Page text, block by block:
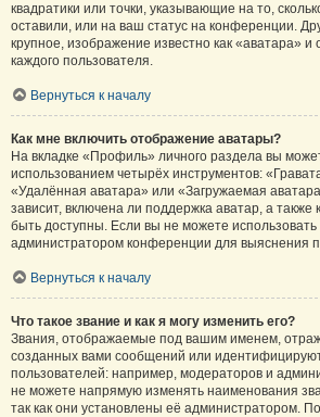
квадратики или точки, указывающие на то,
оставили, или на ваш статус на конференции.
крупное, изображение известно как «аватара» и
каждого пользователя.
Вернуться к началу
Как мне включить отображение аватары?
На вкладке «Профиль» личного раздела вы
использованием четырёх инструментов:
«Удалённая аватара» или «Загружаемая
зависит, включена ли поддержка аватар, а также
быть доступны. Если вы не можете использовать
администратором конференции для выяснения
Вернуться к началу
Что такое звание и как я могу изменить его?
Звания, отображаемые под вашим именем,
созданных вами сообщений или
пользователей: например, модераторов и
не можете напрямую изменять наименования
так как они установлены её администратором.